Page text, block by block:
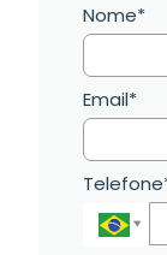
Nome*
Email*